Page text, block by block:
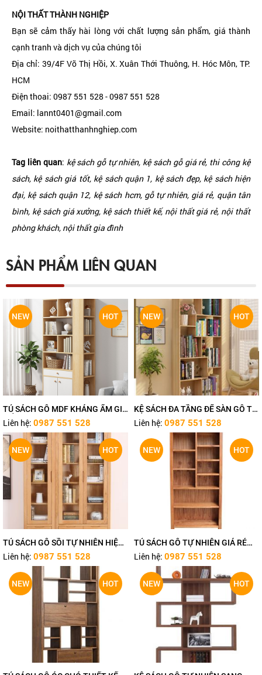
NỘI THẤT THÀNH NGHIỆP
Bạn sẽ cảm thấy hài lòng với chất lượng sản phẩm, giá thành
cạnh tranh và dịch vụ của chúng tôi
Địa chỉ: 39/4F Võ Thị Hồi, X. Xuân Thới Thuông, H. Hóc Môn, TP.
HCM
Điện thoai: 0987 551 528 - 0987 551 528
Email: lannt0401@gmail.com
Website: noithatthanhnghiep.com
Tag liên quan: kệ sách gỗ tự nhiên, kệ sách gỗ giá rẻ, thi công kệ
sách, kệ sách giá tốt, kệ sách quận 1, kệ sách đẹp, kệ sách hiện
đại, kệ sách quận 12, kệ sách hcm, gỗ tự nhiên, giá rẻ, quận tân
bình, kệ sách giá xưởng, kệ sách thiết kế, nội thất giá rẻ, nội thất
phòng khách, nội thất gia đình
SẢN PHẨM LIÊN QUAN
HOT
NEW
TỦ SÁCH GỖ MDF KHÁNG ẨM GIÁ
TỐT TN483
Liên hệ: 0987 551 528
HOT
NEW
KỆ SÁCH ĐA TẦNG ĐỂ SÀN GỖ TỰ
NHIÊN TN480
Liên hệ: 0987 551 528
HOT
NEW
TỦ SÁCH GỖ SỒI TỰ NHIÊN HIỆN
ĐẠI TN473
Liên hệ: 0987 551 528
HOT
NEW
TỦ SÁCH GỖ TỰ NHIÊN GIÁ RẺ
TN469
Liên hệ: 0987 551 528
HOT
NEW HOT
NEW